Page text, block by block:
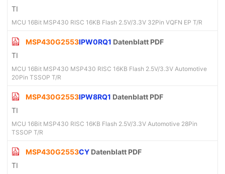
TI
MCU 16Bit MSP430 RISC 16KB Flash 2.5V/3.3V 32Pin VQFN EP T/R
MSP430G2553IPW0RQ1 Datenblatt PDF
TI
MCU 16Bit MSP430 MSP430 RISC 16KB Flash 2.5V/3.3V Automotive
20Pin TSSOP T/R
MSP430G2553IPW8RQ1 Datenblatt PDF
TI
MCU 16Bit MSP430 RISC 16KB Flash 2.5V/3.3V Automotive 28Pin
TSSOP T/R
MSP430G2553CY Datenblatt PDF
TI